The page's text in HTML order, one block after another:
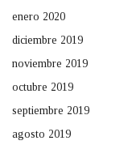
enero 2020
diciembre 2019
noviembre 2019
octubre 2019
septiembre 2019
agosto 2019